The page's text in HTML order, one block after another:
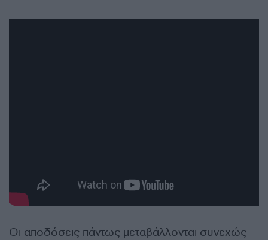
Οι αποδόσεις πάντως μεταβάλλονται συνεχώς